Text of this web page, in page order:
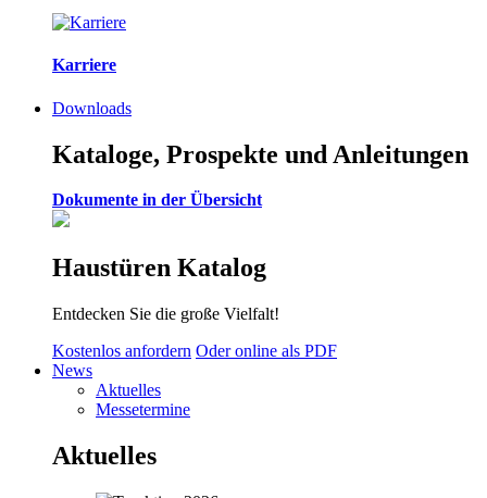
Karriere
Downloads
Kataloge, Prospekte und Anleitungen
Dokumente in der Übersicht
Haustüren Katalog
Entdecken Sie die große Vielfalt!
Kostenlos anfordern Oder online als PDF
News
Aktuelles
Messetermine
Aktuelles